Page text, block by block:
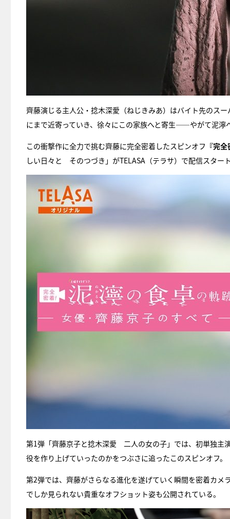
齊藤演じる主人公・捻木深愛（ねじきみあ）はバイト先のス
にまで近寄っていき、徐々にこの家族へと寄生――やがて泥濘
この衝撃作に全力で挑む齊藤に完全密着したスピンオフ 『完
しい日々と そのつづき」がTELASA（テラサ）で配信スター
第1弾「齊藤京子と捻木深愛 二人の女の子」では、初単独主
役を作り上げていったのかをつぶさに追ったこのスピンオフ。
第2弾では、齊藤がさらなる進化を遂げていく瞬間を密着カ
でしか見られない貴重なオフショット姿も公開されている。